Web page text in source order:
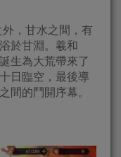
外，甘水之間，有
於甘淵。羲和
生為大荒帶來了
日臨空，最後導
間的鬥開序幕。